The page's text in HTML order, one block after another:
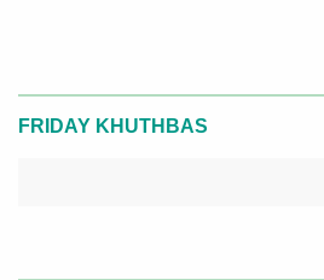
FRIDAY KHUTHBAS